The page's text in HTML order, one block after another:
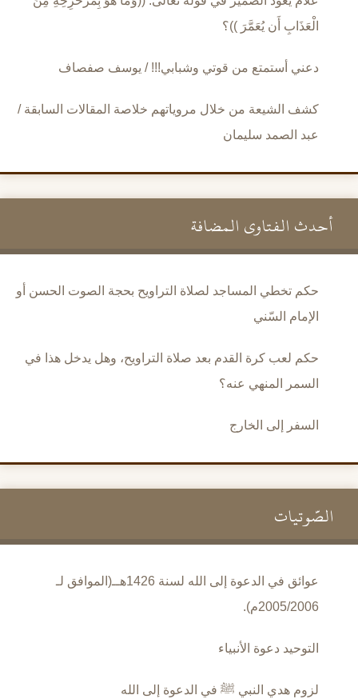
الْعَذَابِ أَن يُعَمَّرَ ))؟
دعني أستمتع من قوتي وشبابي!!! / يوسف صفصاف
كشف الشيعة من خلال مروياتهم خلاصة المقالات السابقة /
عبد الصمد سليمان
أحدث الفتاوى المضافة
حكم تخطي المساجد لصلاة التراويح بحجة الصوت الحسن أو
الإمام السّني
حكم لعب كرة القدم بعد صلاة التراويح، وهل يدخل هذا في
السمر المنهي عنه؟
السفر إلى الخارج
الصَّوتيات
عوائق في الدعوة إلى الله لسنة 1426هــ(الموافق لـ
2005/2006م).
التوحيد دعوة الأنبياء
لزوم هدي النبي ﷺ في الدعوة إلى الله